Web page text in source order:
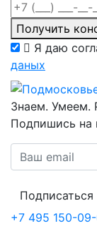
Получить
Я даю
даных
Знаем. Умеем.
Подпишись на
Подписаться
+7 495 150-